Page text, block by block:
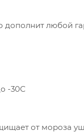
любой
-30С
от мороза